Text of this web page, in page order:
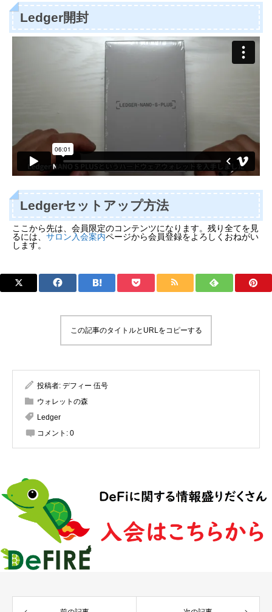
Ledger開封
Ledgerセットアップ方法
ここから先は、会員限定のコンテンツになります。残り全てを見
るには、 サロン入会案内ページから会員登録をよろしくおねがい
します。
この記事のタイトルとURLをコピーする
投稿者: デフィー 伍号
ウォレットの森
Ledger
コメント: 0